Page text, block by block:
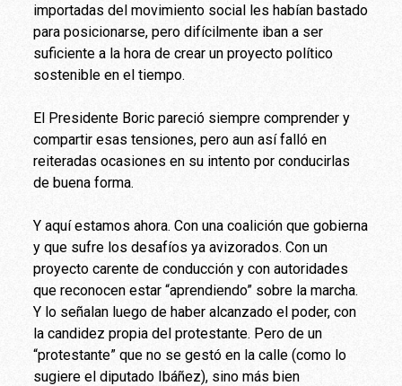
importadas del movimiento social les habían bastado
para posicionarse, pero difícilmente iban a ser
suficiente a la hora de crear un proyecto político
sostenible en el tiempo.
El Presidente Boric pareció siempre comprender y
compartir esas tensiones, pero aun así falló en
reiteradas ocasiones en su intento por conducirlas
de buena forma.
Y aquí estamos ahora. Con una coalición que gobierna
y que sufre los desafíos ya avizorados. Con un
proyecto carente de conducción y con autoridades
que reconocen estar “aprendiendo” sobre la marcha.
Y lo señalan luego de haber alcanzado el poder, con
la candidez propia del protestante. Pero de un
“protestante” que no se gestó en la calle (como lo
sugiere el diputado Ibáñez), sino más bien